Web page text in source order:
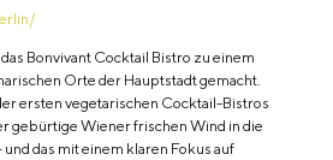
Bonvivant Cocktail Bistro zu einem
Orte der Hauptstadt gemacht.
ersten vegetarischen Cocktail-Bistros
gebürtige Wiener frischen Wind in die
das mit einem klaren Fokus auf